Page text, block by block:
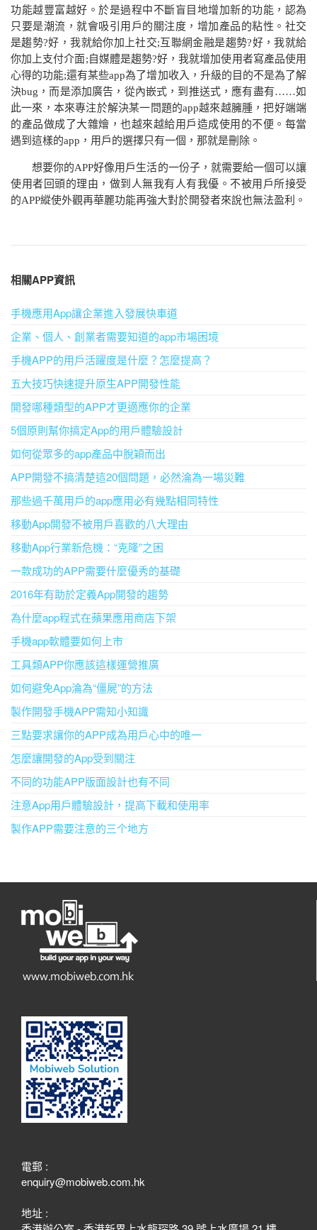
功能越豐富越好。於是過程中不斷盲目地增加新的功能，認為
只要是潮流，就會吸引用戶的關注度，增加產品的粘性。社交
是趨勢?好，我就給你加上社交; 互聯網金融是趨勢?好，我就給
你加上支付介面; 自媒體是趨勢?好，我就增加使用者寫產品使用
心得的功能;還有某些app為了增加收入，升級的目的不是為了解
決bug ，而是添加廣告，從內嵌式，到推送式，應有盡有……如
此一來，本來專注於解決某一問題的app越來越臃腫，把好端端
的產品做成了大雜燴，也越來越給用戶造成使用的不便。每當
遇到這樣的app ，用戶的選擇只有一個，那就是刪除。
想要你的APP好像用戶生活的一份子，就需要給一個可以讓
使用者回頭的理由，做到人無我有人有我優。不被用戶所接受
的APP縱使外觀再華麗功能再強大對於開發者來說也無法盈利。
相關APP資訊
手機應用App讓企業進入發展快車道
企業、個人、創業者需要知道的app市場困境
手機APP的用戶活躍度是什麼？怎麼提高？
五大技巧快速提升原生APP開發性能
開發哪種類型的APP才更適應你的企業
5個原則幫你搞定App的用戶體驗設計
如何從眾多的app產品中脫穎而出
APP開發不搞清楚這20個問題，必然淪為一場災難
那些過千萬用戶的app應用必有幾點相同特性
移動App開發不被用戶喜歡的八大理由
移動App行業新危機：“克隆”之困
一款成功的APP需要什麼優秀的基礎
2016年有助於定義App開發的趨勢
為什麼app程式在蘋果應用商店下架
手機app軟體要如何上市
工具類APP你應該這樣運營推廣
如何避免App淪為“僵屍”的方法
製作開發手機APP需知小知識
三點要求讓你的APP成為用戶心中的唯一
怎麼讓開發的App受到關注
不同的功能APP版面設計也有不同
注意App用戶體驗設計，提高下載和使用率
製作APP需要注意的三个地方
電郵 :
enquiry@mobiweb.com.hk
地址 :